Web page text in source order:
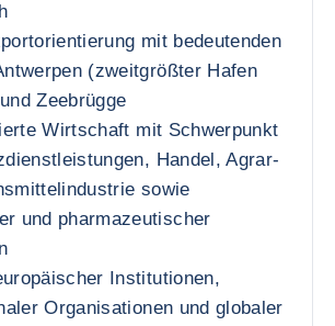
mit bedeutenden
(zweitgrößter Hafen
Zeebrügge
Wirtschaft mit Schwerpunkt
Handel, Agrar-
sowie
und pharmazeutischer
Institutionen,
Organisationen und globaler